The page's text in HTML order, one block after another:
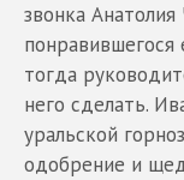
звонка
понравившегося
тогда
него сделать.
уральской
одобрение и